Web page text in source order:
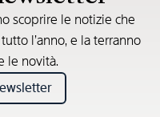
scoprire le notizie che
l’anno, e la terranno
le novità.